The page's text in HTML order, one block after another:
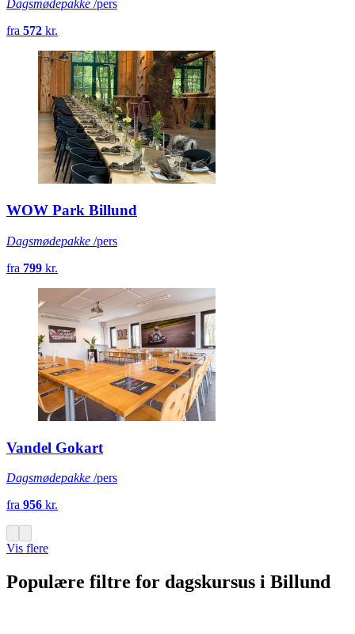
Dagsmødepakke /pers
fra 572 kr.
WOW Park Billund
Dagsmødepakke /pers
fra 799 kr.
Vandel Gokart
Dagsmødepakke /pers
fra 956 kr.
Vis flere
Populære filtre for dagskursus i Billund